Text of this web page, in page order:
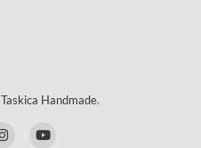
Taskica Handmade.